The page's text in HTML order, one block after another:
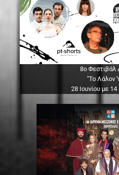
8ο
"Το Λάλον
28 Ιουνίου με